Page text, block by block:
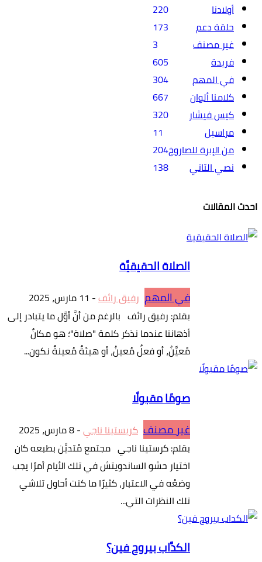
أولادنا
220
حلقة دعم
173
غير مصنف
3
فريدة
605
في المهم
304
كلامنا ألوان
667
كيس فيشار
320
مراسيل
11
من الإبرة للصاروخ204
نصي التاني
138
احدث المقالات
الصلاة الحقيقيَّة
في المهم رفيق رائف- 11 مارس، 2025
بقلم: رفيق رائف بالرغم من أنَّ أوَّل ما يتبادر إلى
أذهاننا عندما نذكر كلمة "صلاة"؛ هو مكانٌ
مُعيَّنٌ، أو فعلٌ مُعينٌ، أو هيئةٌ مُعينةٌ نكون...
صومًا مقبولًا
غير مصنف كريستينا ناجي-8 مارس، 2025
بقلم: كرستينا ناجي مجتمع مُتديِّن بطبعه كان
اختيار حشو الساندويتش في تلك الأيام أمرًا يجب
وضعُه في الاعتبار، كثيرًا ما كنت أحاول تلاشي
تلك النظرات التي...
الكدَّاب بيروح فين؟